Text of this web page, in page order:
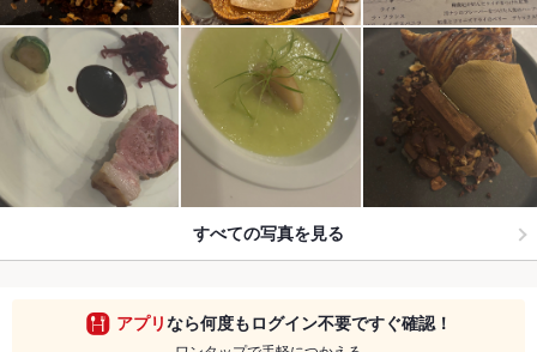
すべての写真を見る
アプリなら何度もログイン不要ですぐ確認！